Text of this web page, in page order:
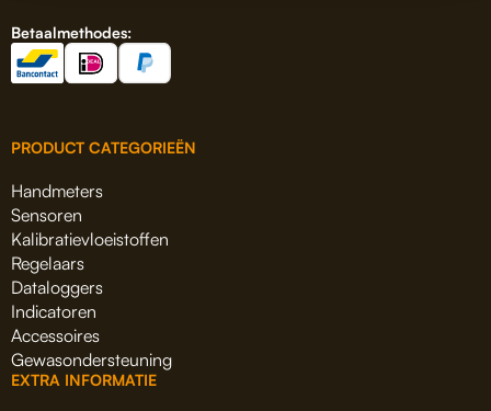
Betaalmethodes:
PRODUCT CATEGORIEËN
Handmeters
Sensoren
Kalibratievloeistoffen
Regelaars
Dataloggers
Indicatoren
Accessoires
Gewasondersteuning
EXTRA INFORMATIE